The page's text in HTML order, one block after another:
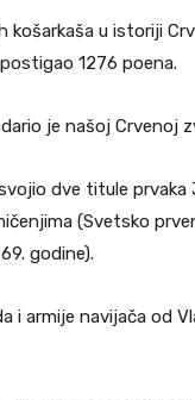
košarkaša u istoriji
1276 poena.
je našoj Crvenoj
dve titule
(Svetsko
godine).
i armije navijača od